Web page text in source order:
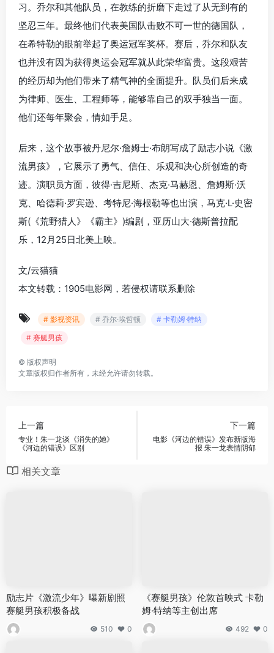
习。乔尔和其他队员，在教练的折磨下走过了从无到有的
坚忍三年。最终他们代表美国队击败不可一世的德国队，
在希特勒的眼前举起了奥运冠军奖杯。赛后，乔尔和队友
也并没有因为获得奥运会冠军就从此荣华富贵。这段艰苦
的经历却为他们带来了精气神的全面提升。队员们后来成
为律师、医生、工程师等，能够靠自己的双手独当一面。
他们还每年聚会，情如手足。
后来，这个故事被丹尼尔·詹姆士·布朗写成了励志小说《激
流男孩》，它展示了勇气、信任、乐观和决心所创造的奇
迹。演职员方面，彼得·吉尼斯、杰克·马赫恩、詹姆斯·沃
克、哈德莉·罗宾逊、考特尼·海根勒等也出演，马克·L·史密
斯(《荒野猎人》《霸主》)编剧，亚历山大·德斯普拉配
乐，12月25日北美上映。
文/云猫猫
本文转载：1905电影网，若侵权请联系删除
# 影视资讯 # 乔尔·埃哲顿
# 卡勒姆·特纳
# 赛艇男孩
© 版权声明
文章版权归作者所有，未经允许请勿转载。
上一篇
专业！朱一龙谈《消失的她》
《河边的错误》区别
下一篇
电影《河边的错误》发布新版海
报 朱一龙表情阴郁
相关文章
励志片《激流少年》曝新剧照
赛艇男孩积极备战
510 0
《赛艇男孩》伦敦首映式 卡勒
姆·特纳等主创出席
492 0